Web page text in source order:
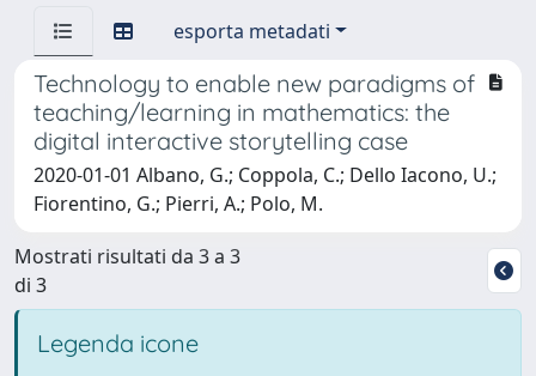
esporta metadati
Technology to enable new paradigms of
teaching/learning in mathematics: the
digital interactive storytelling case
2020-01-01 Albano, G.; Coppola, C.; Dello Iacono, U.;
Fiorentino, G.; Pierri, A.; Polo, M.
Mostrati risultati da 3 a 3
di 3
Legenda icone